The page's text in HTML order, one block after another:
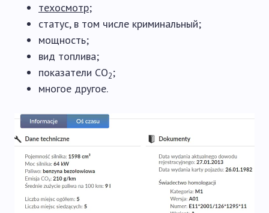
техосмотр;
статус, в том числе криминальный;
мощность;
вид топлива;
показатели CO2;
многое другое.